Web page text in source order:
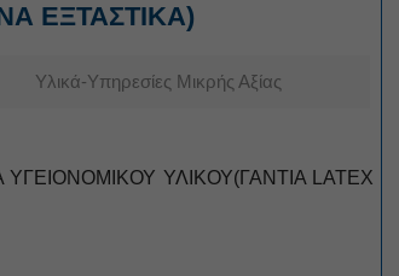
ΕΞΤΑΣΤΙΚΑ)
Υλικά-Υπηρεσίες Μικρής Αξίας
ΥΛΙΚΟΥ(ΓΑΝΤΙΑ LATEX